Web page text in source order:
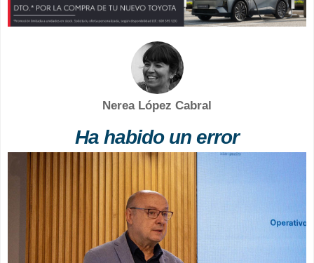
Nerea López Cabral
Ha habido un error